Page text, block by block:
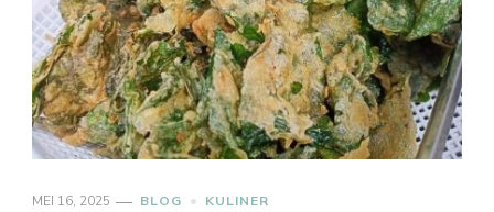
MEI 16, 2025 BLOG KULINER